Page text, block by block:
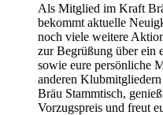
Als Mitglied im Kraft
bekommt aktuelle
noch viele weitere
zur Begrüßung über ein
sowie eure persönliche
anderen
Bräu Stammtisch,
Vorzugspreis und freut